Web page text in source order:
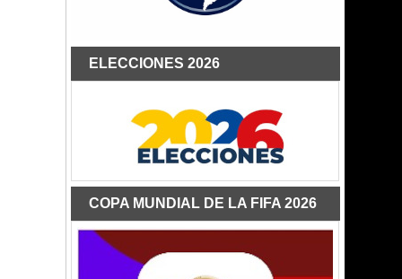
ELECCIONES 2026
COPA MUNDIAL DE LA FIFA 2026